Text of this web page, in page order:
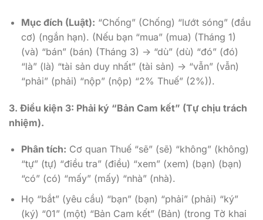
Mục đích (Luật): “Chống” (Chống) “lướt sóng” (đầu
cơ) (ngắn hạn). (Nếu bạn “mua” (mua) (Tháng 1)
(và) “bán” (bán) (Tháng 3) -> “dù” (dù) “đó” (đó)
“là” (là) “tài sản duy nhất” (tài sản) -> “vẫn” (vẫn)
“phải” (phải) “nộp” (nộp) “2% Thuế” (2%)).
3. Điều kiện 3: Phải ký “Bản Cam kết” (Tự chịu trách
nhiệm).
Phân tích: Cơ quan Thuế “sẽ” (sẽ) “không” (không)
“tự” (tự) “điều tra” (điều) “xem” (xem) (bạn) (bạn)
“có” (có) “mấy” (mấy) “nhà” (nhà).
Họ “bắt” (yêu cầu) “bạn” (bạn) “phải” (phải) “ký”
(ký) “01” (một) “Bản Cam kết” (Bản) (trong Tờ khai